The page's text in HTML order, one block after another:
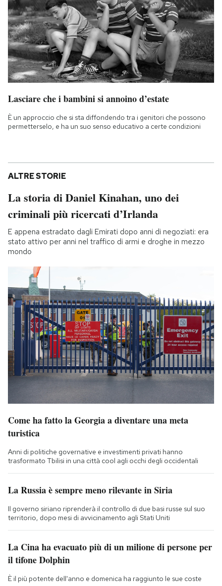
Lasciare che i bambini si annoino d’estate
È un approccio che si sta diffondendo tra i genitori che possono
permetterselo, e ha un suo senso educativo a certe condizioni
ALTRE STORIE
La storia di Daniel Kinahan, uno dei
criminali più ricercati d’Irlanda
E appena estradato dagli Emirati dopo anni di negoziati: era
stato attivo per anni nel traffico di armi e droghe in mezzo
mondo
Come ha fatto la Georgia a diventare una meta
turistica
Anni di politiche governative e investimenti privati hanno
trasformato Tbilisi in una città cool agli occhi degli occidentali
La Russia è sempre meno rilevante in Siria
Il governo siriano riprenderà il controllo di due basi russe sul suo
territorio, dopo mesi di avvicinamento agli Stati Uniti
La Cina ha evacuato più di un milione di persone per
il tifone Dolphin
È il più potente dell'anno e domenica ha raggiunto le sue coste